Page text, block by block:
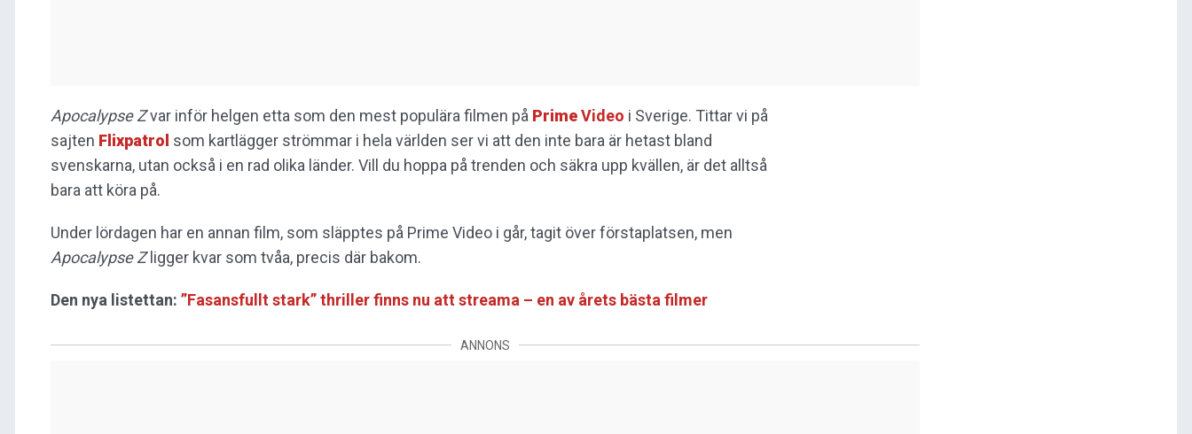
Apocalypse Zvar inför helgen etta som den mest populära filmen på PrimeVideo i Sverige. Tittar vi på
sajten Flixpatrol som kartlägger strömmar i hela världen ser vi att den inte bara är hetast bland
svenskarna, utan också i en rad olika länder. Vill du hoppa på trenden och säkra upp kvällen, är det alltså
bara att köra på.
Under lördagen har en annan film, som släpptes på Prime Video i går, tagit över förstaplatsen, men
Apocalypse Zligger kvar som tvåa, precis där bakom.
Den nya listettan: ”Fasansfullt stark” thriller finns nu att streama – en av årets bästa filmer
ANNONS